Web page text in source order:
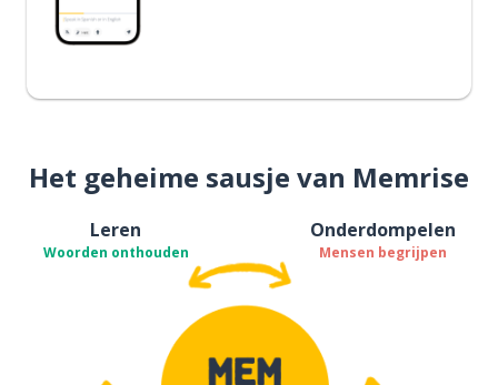
Het geheime sausje van Memrise
Leren
Woorden onthouden
Onderdompelen
Mensen begrijpen